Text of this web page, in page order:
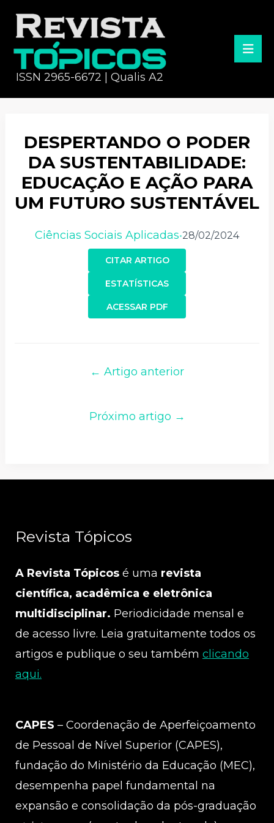
ISSN 2965-6672 | Qualis A2
DESPERTANDO O PODER
DA SUSTENTABILIDADE:
EDUCAÇÃO E AÇÃO PARA
UM FUTURO SUSTENTÁVEL
Ciências Sociais Aplicadas•28/02/2024
CITAR ARTIGO
ACESSAR PDF
ESTATÍSTICAS
← Artigo anterior
Próximo artigo →
Revista Tópicos
A Revista Tópicos é uma revista
científica, acadêmica e eletrônica
multidisciplinar. Periodicidade mensal e
de acesso livre. Leia gratuitamente todos os
artigos e publique o seu também clicando
aqui.
CAPES – Coordenação de Aperfeiçoamento
de Pessoal de Nível Superior (CAPES),
fundação do Ministério da Educação (MEC),
desempenha papel fundamental na
expansão e consolidação da pós-graduação